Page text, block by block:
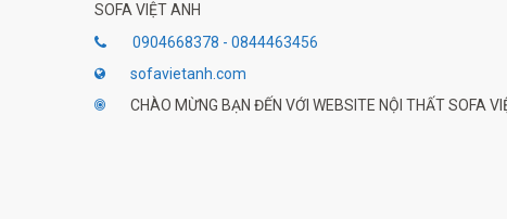
SOFA VIỆT ANH
0904668378 - 0844463456
sofavietanh.com
CHÀO MỪNG BẠN ĐẾN VỚI WEBSITE NỘI THẤT SOFA